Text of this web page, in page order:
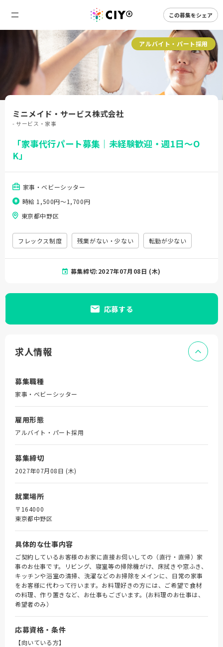
この募集をシェア
アルバイト・パート採用
ミニメイド・サービス株式会社
- サービス・家事
「家事代行パート募集｜未経験歓迎・週1日～O
K」
家事・ベビーシッター
時給 1,500円〜1,700円
東京都中野区
フレックス制度 残業がない・少ない 転勤が少ない
募集締切:2027年07月08日 (木)
応募する
求人情報
募集職種
家事・ベビーシッター
雇用形態
アルバイト・パート採用
募集締切
2027年07月08日 (木)
就業場所
〒164000
東京都中野区
具体的な仕事内容
ご契約しているお客様のお家に直接お伺いしての（直行・直帰）家
事のお仕事です。リビング、寝室等の掃除機がけ、床拭きや窓ふき、
キッチンや浴室の清掃、洗濯などのお掃除をメインに、日常の家事
をお客様に代わって行います。お料理好きの方には、ご希望で食材
の料理、作り置きなど、お仕事もございます。(お料理のお仕事は、
希望者のみ）
応募資格・条件
【向いている方】